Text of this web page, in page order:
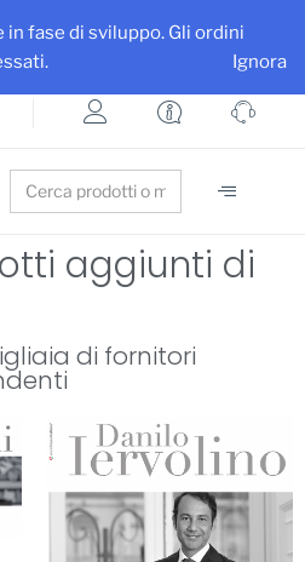
fase di sviluppo. Gli ordini
Ignora
la tua azienda e i tuoi prodotti
su ItalyExpo
Search
for:
aggiunti di
di fornitori